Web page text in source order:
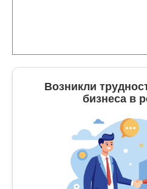
Возникли
бизнеса в